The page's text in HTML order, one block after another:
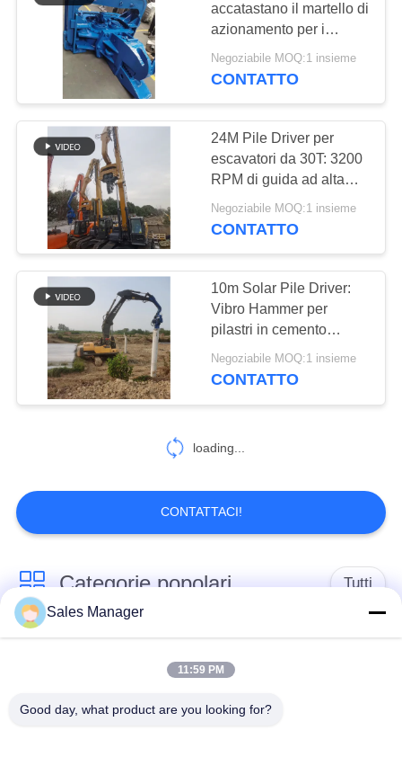
Mini Excavator Pile
Driver
38
Attrezzatura
concreta di
azionamento di
mucchio
30
Pile driver lungo
54
Asta meccanica
accatastano il martello di
azionamento per i
progetti del fondamento
Negoziabile MOQ:1 insieme
CONTATTO
24M Pile Driver per
escavatori da 30T: 3200
RPM di guida ad alta
frequenza
Negoziabile MOQ:1 insieme
CONTATTO
10m Solar Pile Driver:
Vibro Hammer per
pilastri in cemento
rivestito
Negoziabile MOQ:1 insieme
CONTATTO
loading...
CONTATTACI!
Categorie popolari Tutti
escavatore montato
battipalo
Martello elettrico
Piledriver laterale
Sales Manager
11:59 PM
Good day, what product are you looking for?